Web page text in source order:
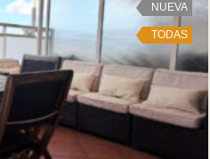
NUEVA
TODAS